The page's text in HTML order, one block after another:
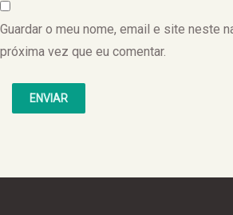
Guardar o meu nome, email e site neste
próxima vez que eu comentar.